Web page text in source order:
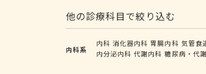
他の診療科目で絞り込む
内科系
内科 消化器内科 胃腸内科 気管食
内分泌内科 代謝内科 糖尿病・代